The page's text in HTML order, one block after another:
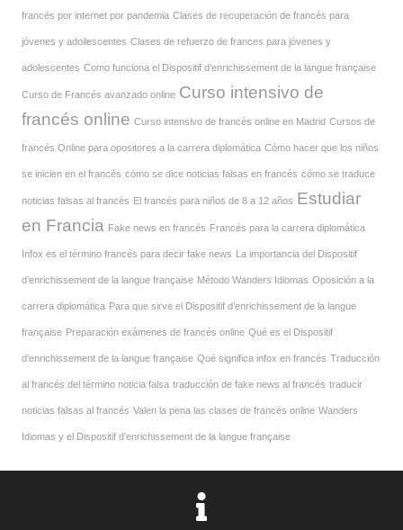
francés por internet por pandemia Clases de recuperación de francés para
jóvenes y adoilescentes Clases de refuerzo de frances para jóvenes y
adolescentes Como funciona el Dispositif d’enrichissement de la langue française
Curso de Francés avanzado online Curso intensivo de
francés online Curso intensivo de francés online en Madrid Cursos de
francés Online para opositores a la carrera diplomática Cómo hacer que los niños
se inicien en el francés cómo se dice noticias falsas en francés cómo se traduce
noticias falsas al francés El francés para niños de 8 a 12 años Estudiar
en Francia Fake news en francés Francés para la carrera diplomática
Infox es el término francés para decir fake news La importancia del Dispositif
d’enrichissement de la langue française Método Wanders Idiomas Oposición a la
carrera diplomática Para que sirve el Dispositif d’enrichissement de la langue
française Preparación exámenes de francés online Qué es el Dispositif
d’enrichissement de la langue française Qué significa infox en francés Traducción
al francés del término noticia falsa traducción de fake news al francés traducir
noticias falsas al francés Valen la pena las clases de francés online Wanders
Idiomas y el Dispositif d’enrichissement de la langue française